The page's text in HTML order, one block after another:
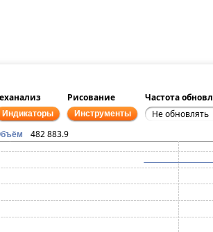
Рисование
Частота
Индикаторы Инструменты Не обновлять
482 883.9